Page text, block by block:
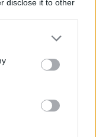
disclose it to other
00:00:57
kils iki
įsitvirtinti